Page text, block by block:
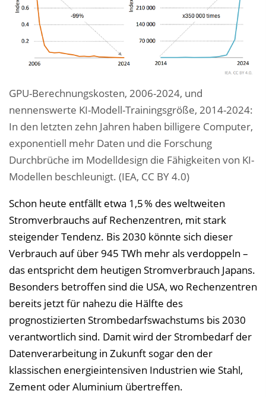
GPU-Berechnungskosten, 2006-2024, und
nennenswerte KI-Modell-Trainingsgröße, 2014-2024:
In den letzten zehn Jahren haben billigere Computer,
exponentiell mehr Daten und die Forschung
Durchbrüche im Modelldesign die Fähigkeiten von KI-
Modellen beschleunigt. (IEA, CC BY 4.0)
Schon heute entfällt etwa 1,5 % des weltweiten
Stromverbrauchs auf Rechenzentren, mit stark
steigender Tendenz. Bis 2030 könnte sich dieser
Verbrauch auf über 945 TWh mehr als verdoppeln –
das entspricht dem heutigen Stromverbrauch Japans.
Besonders betroffen sind die USA, wo Rechenzentren
bereits jetzt für nahezu die Hälfte des
prognostizierten Strombedarfswachstums bis 2030
verantwortlich sind. Damit wird der Strombedarf der
Datenverarbeitung in Zukunft sogar den der
klassischen energieintensiven Industrien wie Stahl,
Zement oder Aluminium übertreffen.